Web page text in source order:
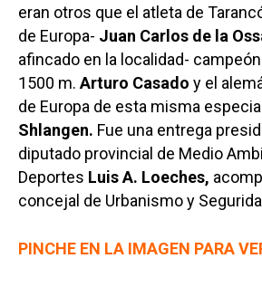
eran otros que el atleta de
de Europa- Juan Carlos de la
afincado en la localidad-
1500 m. Arturo Casado y el
de Europa de esta misma
Shlangen. Fue una entrega
diputado provincial de Medio
Deportes Luis A. Loeches,
concejal de Urbanismo y
PINCHE EN LA IMAGEN PARA